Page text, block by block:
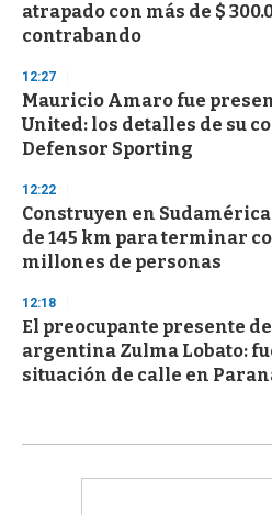
atrapado con más de $
contrabando
12:27
Mauricio Amaro fue
United: los detalles de su
Defensor Sporting
12:22
Construyen en
de 145 km para terminar
millones de personas
12:18
El preocupante presente
argentina Zulma Lobato:
situación de calle en